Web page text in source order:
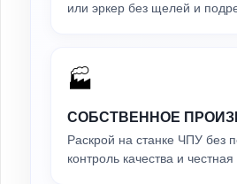
или эркер без щелей и
🏭
СОБСТВЕННОЕ
Раскрой на станке ЧПУ без
контроль качества и честная